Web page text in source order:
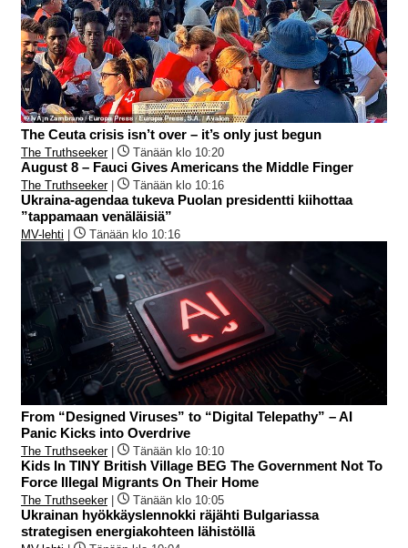
The Ceuta crisis isn’t over – it’s only just begun
The Truthseeker| Tänään klo 10:20
August 8 – Fauci Gives Americans the Middle Finger
The Truthseeker| Tänään klo 10:16
Ukraina-agendaa tukeva Puolan presidentti kiihottaa
”tappamaan venäläisiä”
MV-lehti Tänään klo 10:16
From “Designed Viruses” to “Digital Telepathy” – AI
Panic Kicks into Overdrive
The Truthseeker| Tänään klo 10:10
Kids In TINY British Village BEG The Government Not To
Force Illegal Migrants On Their Home
The Truthseeker| Tänään klo 10:05
Ukrainan hyökkäyslennokki räjähti Bulgariassa
strategisen energiakohteen lähistöllä